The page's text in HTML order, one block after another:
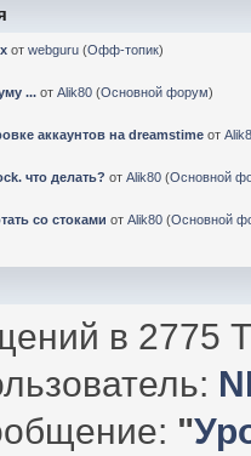
отwebguru (Офф-топик)
... отAlik80 (Основной форум)
аккаунтов на dreamstime от
что делать? отAlik80 (Основной
со стоками отAlik80 (Основной
в 2775
"